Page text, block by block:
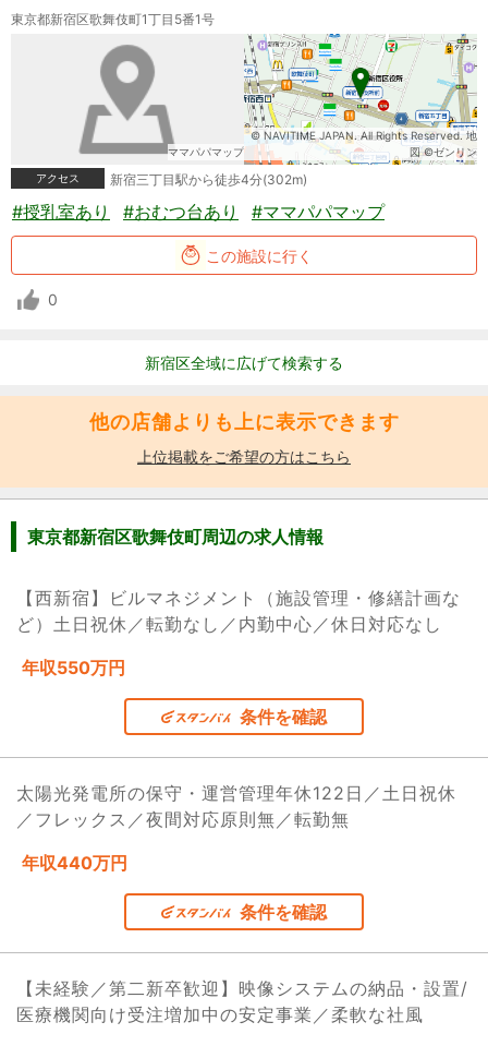
東京都新宿区歌舞伎町1丁目5番1号
ママパパマップ
© NAVITIME JAPAN. All Rights Reserved. 地
図 ©ゼンリン
アクセス
新宿三丁目駅から徒歩4分(302m)
#授乳室あり #おむつ台あり #ママパパマップ
この施設に行く
0
新宿区全域に広げて検索する
他の店舗よりも上に表示できます
上位掲載をご希望の方はこちら
東京都新宿区歌舞伎町周辺の求人情報
【西新宿】ビルマネジメント（施設管理・修繕計画な
ど）土日祝休／転勤なし／内勤中心／休日対応なし
年収550万円
条件を確認
太陽光発電所の保守・運営管理年休122日／土日祝休
／フレックス／夜間対応原則無／転勤無
年収440万円
条件を確認
【未経験／第二新卒歓迎】映像システムの納品・設置/
医療機関向け受注増加中の安定事業／柔軟な社風